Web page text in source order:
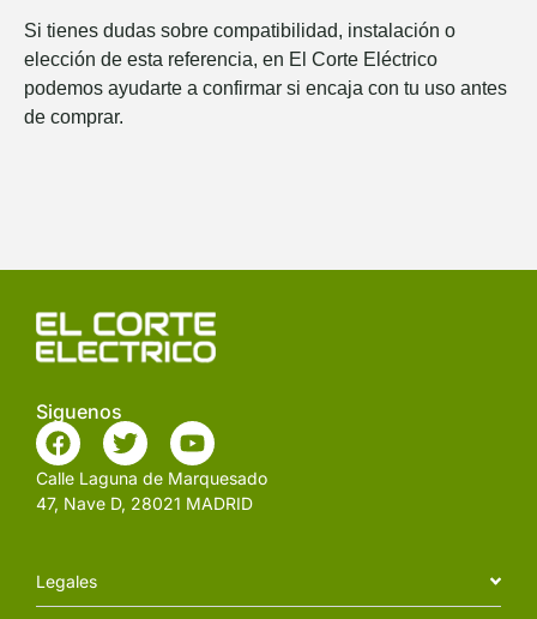
Si tienes dudas sobre compatibilidad, instalación o
elección de esta referencia, en El Corte Eléctrico
podemos ayudarte a confirmar si encaja con tu uso antes
de comprar.
Siguenos
Calle Laguna de Marquesado
47, Nave D, 28021 MADRID
Legales